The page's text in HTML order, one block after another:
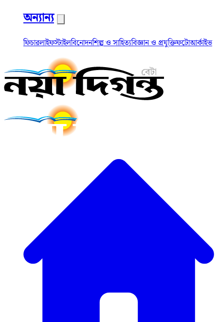
অন্যান্য
ফিচারলাইফস্টাইলবিনোদনশিল্প ও সাহিত্যবিজ্ঞান ও প্রযুক্তিফটোআর্কাইভ